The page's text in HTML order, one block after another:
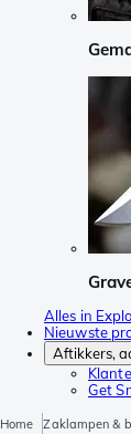
Alles in
Nieuwste
Aftikkers,
Get
Home Zaklampen &